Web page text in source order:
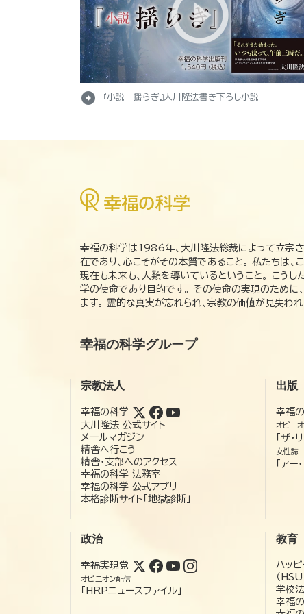
arrow_circle_right 『小説 揺らぎ』大川隆法書き下ろし小説
幸福の科学は1986年、大川隆法総裁によって立宗さ
在であり、心こそがその本質であること。 私たちは
現在も未来も、人類を導いているということ。 こう
学の使命であり目的です。 その使命の実現のために
ます。 霊的な真実が忘れられ、宗教の価値が見失わ
幸福の科学グループ
宗教法人
幸福の科学
大川隆法 公式サイト
メールマガジン
精舎へ行こう
精舎・支部へのアクセス
幸福の科学 法務室
幸福の科学 公式アプリ
本格診断サイト「地獄診断」
出版
幸福
オピニ
「ザ・
女性誌
「アー
政治
幸福実現党
オピニオン配信
「HRPニュースファイル」
教育
ハッピ
（HSU
学校
幸福